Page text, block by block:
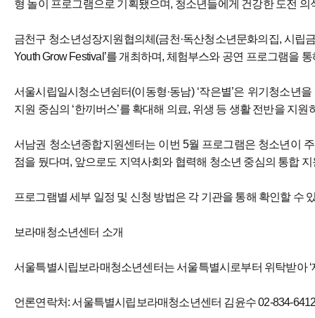
형 놀이 프로그램으로 기획됐으며, 청소년들에게 건강한 도전
금천구 청소년성장지원협의체(금천·독산청소년문화의집, 시립
Youth Grow Festival’를 개최하며, 체험부스와 공연 프로그램을
서울시립일시청소년쉼터(이동형·동남) ‘작은별’은 위기청소년
지원 중심의 ‘한끼버스’를 확대해 의료, 위생 등 생활 전반을 지
서남권 청소년종합지원센터는 이번 5월 프로그램은 청소년이
점을 뒀다며, 앞으로도 지역사회와 협력해 청소년 중심의 통합
프로그램별 세부 일정 및 신청 방법은 각 기관을 통해 확인할 수
보라매청소년센터 소개
서울특별시립보라매청소년센터는 서울특별시로부터 위탁받아
언론연락처: 서울특별시립보라매청소년센터 김윤수 02-834-6412